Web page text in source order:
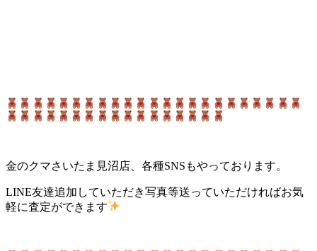
金のクマさいたま見沼店、各種SNSもやっております。
LINE友達追加していただき写真等送っていただければお気
軽に査定ができます